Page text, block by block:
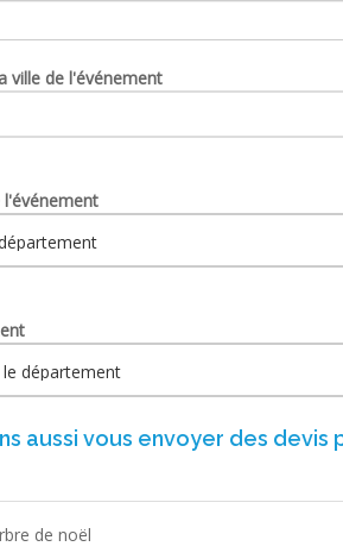
ville de l'événement
aussi vous envoyer des devis
de noël